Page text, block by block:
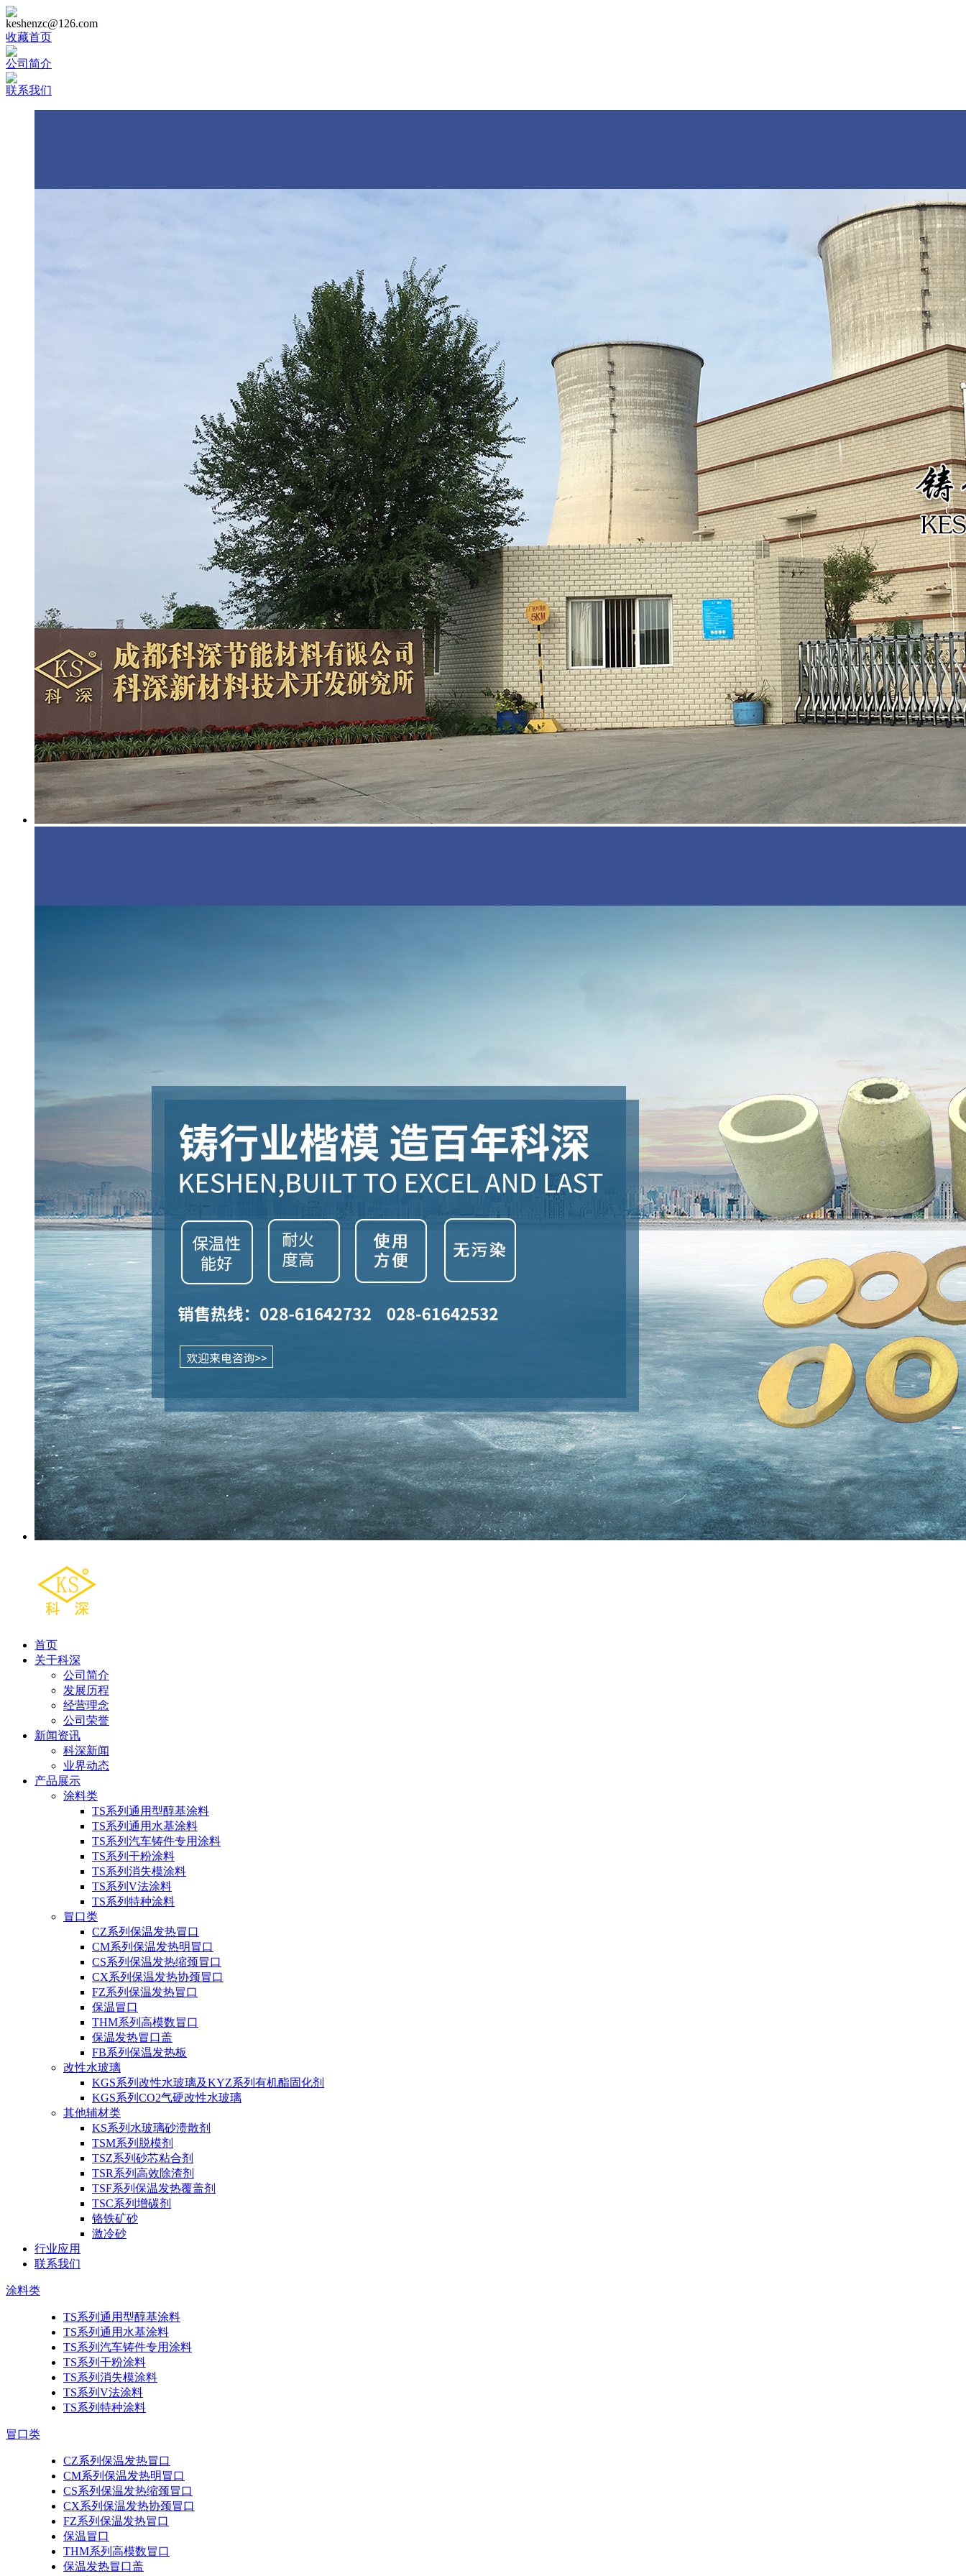
keshenzc@126.com
收藏首页
公司简介
联系我们
首页
关于科深
公司简介
发展历程
经营理念
公司荣誉
新闻资讯
科深新闻
业界动态
产品展示
涂料类
TS系列通用型醇基涂料
TS系列通用水基涂料
TS系列汽车铸件专用涂料
TS系列干粉涂料
TS系列消失模涂料
TS系列V法涂料
TS系列特种涂料
冒口类
CZ系列保温发热冒口
CM系列保温发热明冒口
CS系列保温发热缩颈冒口
CX系列保温发热协颈冒口
FZ系列保温发热冒口
保温冒口
THM系列高模数冒口
保温发热冒口盖
FB系列保温发热板
改性水玻璃
KGS系列改性水玻璃及KYZ系列有机酯固化剂
KGS系列CO2气硬改性水玻璃
其他辅材类
KS系列水玻璃砂溃散剂
TSM系列脱模剂
TSZ系列砂芯粘合剂
TSR系列高效除渣剂
TSF系列保温发热覆盖剂
TSC系列增碳剂
铬铁矿砂
激冷砂
行业应用
联系我们
涂料类
TS系列通用型醇基涂料
TS系列通用水基涂料
TS系列汽车铸件专用涂料
TS系列干粉涂料
TS系列消失模涂料
TS系列V法涂料
TS系列特种涂料
冒口类
CZ系列保温发热冒口
CM系列保温发热明冒口
CS系列保温发热缩颈冒口
CX系列保温发热协颈冒口
FZ系列保温发热冒口
保温冒口
THM系列高模数冒口
保温发热冒口盖